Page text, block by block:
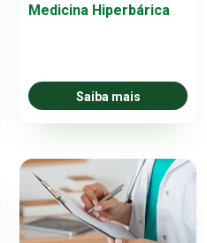
Medicina Hiperbárica
Saiba mais